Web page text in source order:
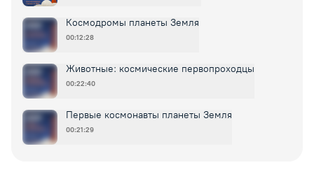
Космодромы планеты Земля
00:12:28
Животные: космические первопроходцы
00:22:40
Первые космонавты планеты Земля
00:21:29